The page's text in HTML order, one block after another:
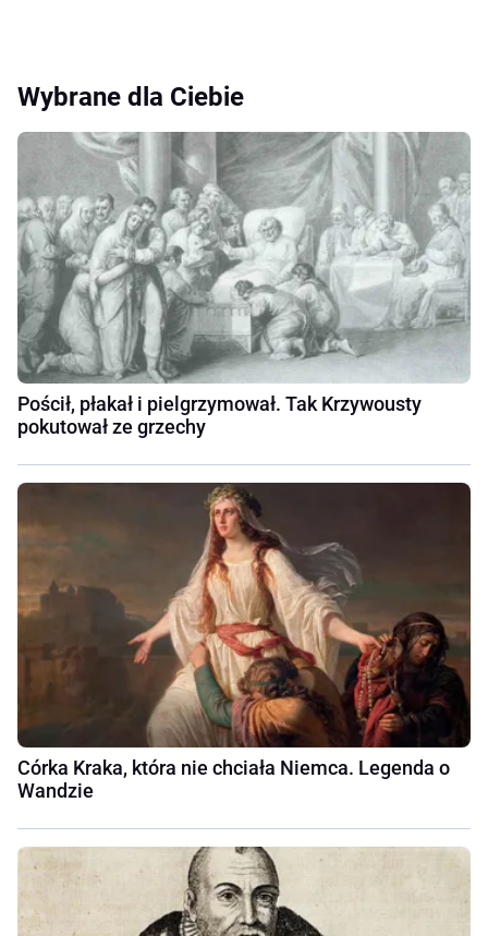
Wybrane dla Ciebie
Pościł, płakał i pielgrzymował. Tak Krzywousty
pokutował ze grzechy
Córka Kraka, która nie chciała Niemca. Legenda o
Wandzie